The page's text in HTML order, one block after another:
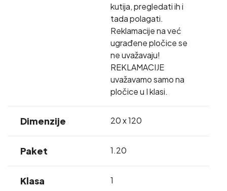
kutija, pregledati ih i
tada polagati.
Reklamacije na već
ugrađene pločice se
ne uvažavaju!
REKLAMACIJE
uvažavamo samo na
pločice u I klasi.
Dimenzije 20 x 120
Paket 1.20
Klasa 1